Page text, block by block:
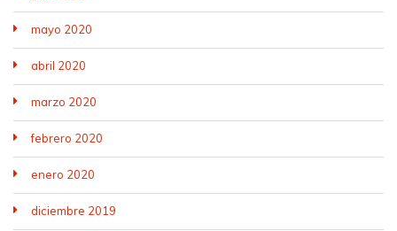
mayo 2020
abril 2020
marzo 2020
febrero 2020
enero 2020
diciembre 2019